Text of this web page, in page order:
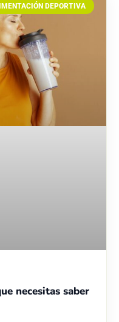
DEPORTIVA
necesitas saber